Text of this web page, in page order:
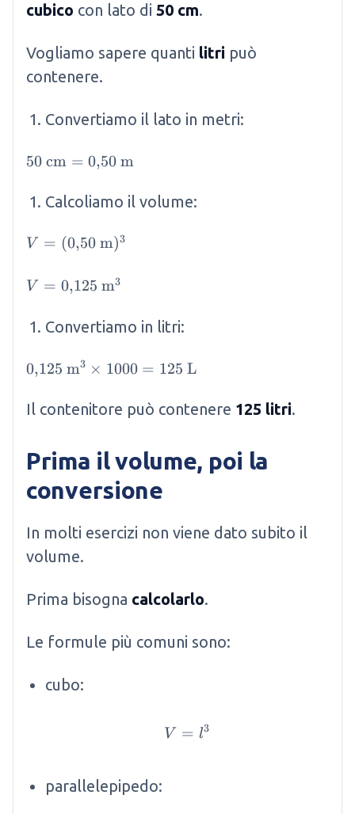
cubico con lato di 50 cm.
Vogliamo sapere quanti litri può
contenere.
Convertiamo il lato in metri:
50 \mathrm{~cm} = 0{,}50 \mathrm{~m}
50 cm = 0,50 m
Calcoliamo il volume:
V = (0{,}50 \mathrm{~m})^3
V = (0,50 m)3
V = 0{,}125 \mathrm{~m}^3
V = 0,125 m3
Convertiamo in litri:
0{,}125 \mathrm{~m}^3 \times 1000 = 125
0,125 m3 × 1000 = 125 L
Il contenitore può contenere 125 litri.
Prima il volume, poi la
conversione
In molti esercizi non viene dato subito il
volume.
Prima bisogna calcolarlo.
Le formule più comuni sono:
cubo:
V = l^3
V = l3
parallelepipedo: